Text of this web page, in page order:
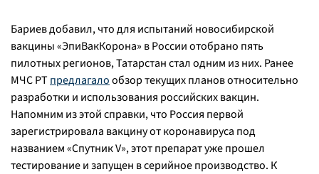
Бариев добавил, что для испытаний новосибирской
вакцины «ЭпиВакКорона» в России отобрано пять
пилотных регионов, Татарстан стал одним из них. Ранее
МЧС РТ предлагалообзор текущих планов относительно
разработки и использования российских вакцин.
Напомним из этой справки, что Россия первой
зарегистрировала вакцину от коронавируса под
названием «Спутник V», этот препарат уже прошел
тестирование и запущен в серийное производство. К